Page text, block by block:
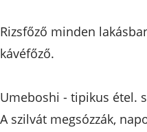
Rizsfőző minden
kávéfőző.
Umeboshi - tipikus étel.
A szilvát megsózzák,